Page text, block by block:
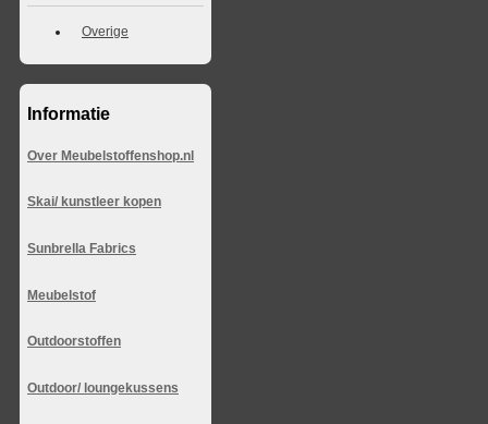
Overige
Informatie
Over Meubelstoffenshop.nl
Skai/ kunstleer kopen
Sunbrella Fabrics
Meubelstof
Outdoorstoffen
Outdoor/ loungekussens